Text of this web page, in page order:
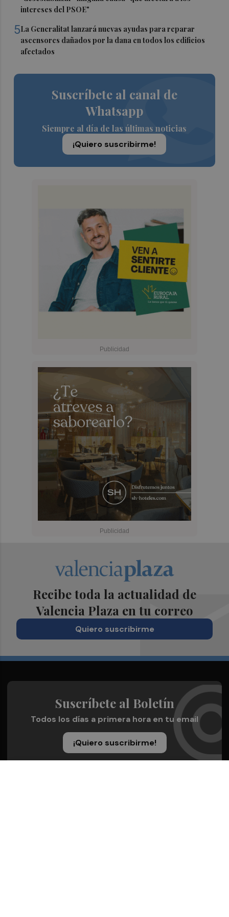
intereses del PSOE"
5La Generalitat lanzará nuevas ayudas para reparar
ascensores dañados por la dana en todos los edificios
afectados
Suscríbete al canal de
Whatsapp
Siempre al día de las últimas noticias
¡Quiero suscribirme!
Recibe toda la actualidad de
Valencia Plaza en tu correo
Quiero suscribirme
Suscríbete al Boletín
Todos los días a primera hora en tu email
¡Quiero suscribirme!